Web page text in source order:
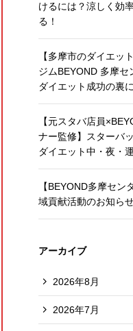
けるには？涼しく効
る！
【多摩市のダイエッ
ジムBEYOND 多摩セ
ダイエット成功の裏
【元スタバ店員
ナー監修】スターバ
ダイエット中・夜・
【BEYOND多摩セ
域貢献活動のお知ら
アーカイブ
2026年8月
2026年7月